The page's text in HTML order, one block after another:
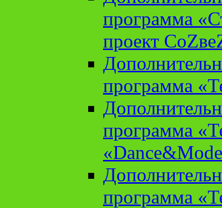
программа
проект
программа
программа
программа